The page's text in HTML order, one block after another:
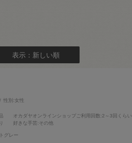
表示：新しい順
性別:女性
オカダヤオンラインショップご利用回数:2～3回くらい
好きな手芸:その他
グレー